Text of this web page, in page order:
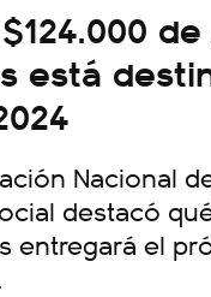
de
está
Nacional
destacó
entregará el